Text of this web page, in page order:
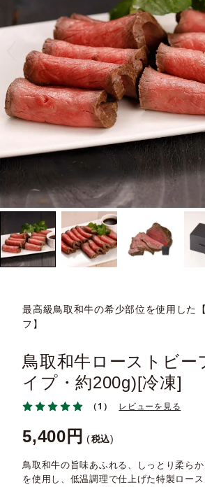
最高級鳥取和牛の希少部位を使用した
フ】
鳥取和牛ローストビー
イプ・約200g)[冷凍]
（1） レビューを見る
5,400 税込
鳥取和牛の旨味あふれる、しっとり柔ら
を使用し、低温調理で仕上げた特製ロース